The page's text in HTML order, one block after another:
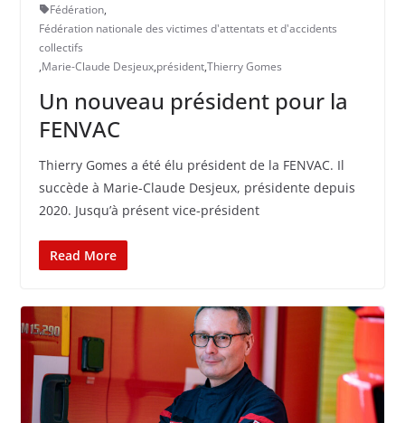
Fédération,
Fédération nationale des victimes d'attentats et d'accidents
collectifs
,Marie-Claude Desjeux,président,Thierry Gomes
Un nouveau président pour la
FENVAC
Thierry Gomes a été élu président de la FENVAC. Il
succède à Marie-Claude Desjeux, présidente depuis
2020. Jusqu’à présent vice-président
Read More